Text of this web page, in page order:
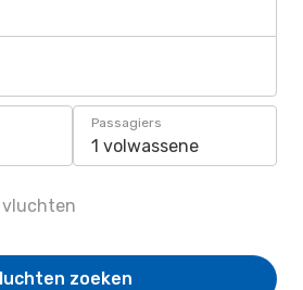
Passagiers
1 volwassene
vluchten
zoeken